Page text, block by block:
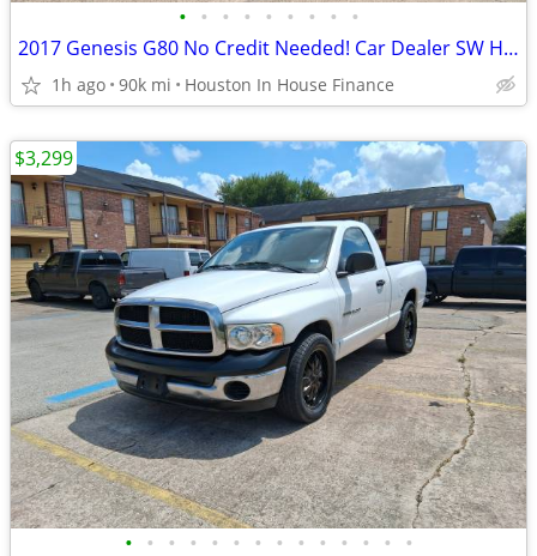
• • • • • • • • •
2017 Genesis G80 No Credit Needed! Car Dealer SW Houston
1h ago 90k mi Houston In House Finance
• • • • • • • • • • • • • •
$3,299